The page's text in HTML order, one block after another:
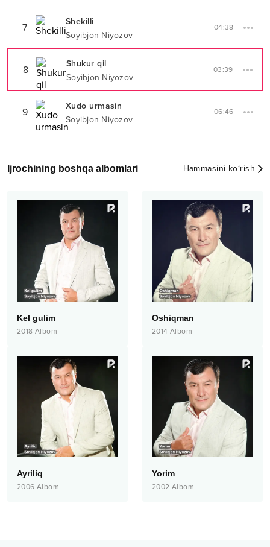
7
Shekilli
Soyibjon Niyozov
04:38
8
Shukur qil
Soyibjon Niyozov
03:39
9
Xudo urmasin
Soyibjon Niyozov
06:46
Ijrochining boshqa albomlari Hammasini ko‘rish
Kel gulim
2018 Albom
Oshiqman
2014 Albom
Ayriliq
2006 Albom
Yorim
2002 Albom